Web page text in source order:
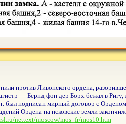
против Ливонского ордена,
— Бернд фон дер Борх бежал в Ригу,
был подписан мирный договор с
Ордена на псковские земли
nettext/moscow/mos_fr/mos10.htm